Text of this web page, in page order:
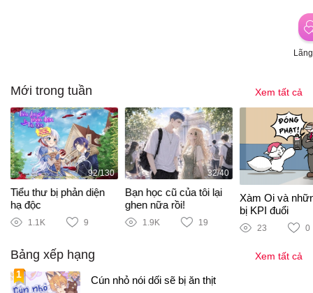
Mới trong tuần Xem tất cả
92/130
Tiểu thư bị phản diện
hạ độc
1.1K 9
32/40
Bạn học cũ của tôi lại
ghen nữa rồi!
1.9K 19
Xàm Oi và
bị KPI đuổi
23 0
Bảng xếp hạng Xem tất cả
Cún nhỏ nói dối sẽ bị ăn thịt